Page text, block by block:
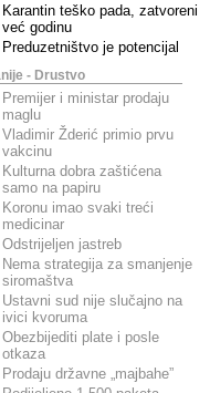
Karantin teško pada, zatvoreni
već godinu
Preduzetništvo je potencijal
- Drustvo
Premijer i ministar prodaju
maglu
Vladimir Žderić primio prvu
vakcinu
Kulturna dobra zaštićena
samo na papiru
Koronu imao svaki treći
medicinar
Odstrijeljen jastreb
Nema strategija za smanjenje
siromaštva
Ustavni sud nije slučajno na
ivici kvoruma
Obezbijediti plate i posle
otkaza
Prodaju državne „majbahe”